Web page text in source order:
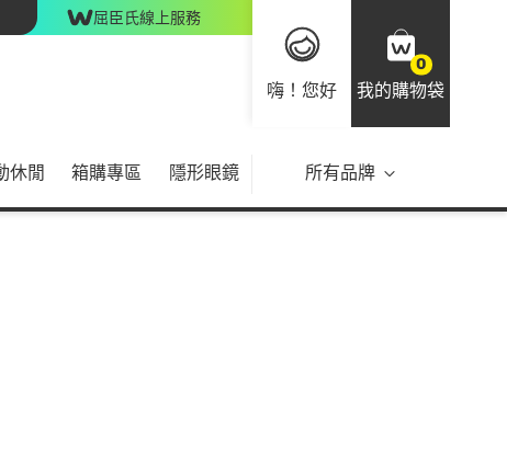
屈臣氏線上服務
嗨！您好
0
我的購物袋
休閒 箱購專區 隱形眼鏡 所有品牌